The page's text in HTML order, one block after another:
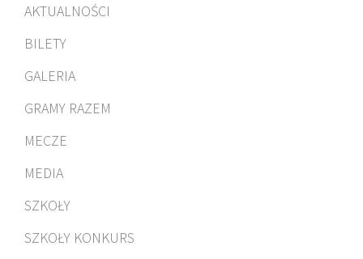
AKTUALNOŚCI
BILETY
GALERIA
GRAMY RAZEM
MECZE
MEDIA
SZKOŁY
SZKOŁY KONKURS